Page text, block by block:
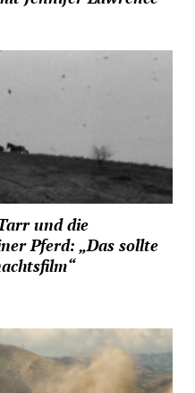
und die
Pferd: „Das sollte